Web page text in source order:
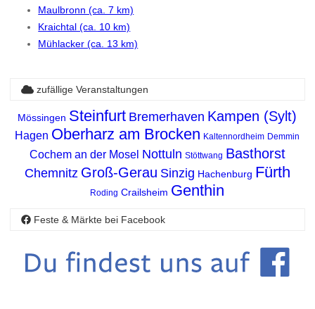
Maulbronn (ca. 7 km)
Kraichtal (ca. 10 km)
Mühlacker (ca. 13 km)
zufällige Veranstaltungen
Mössingen Steinfurt Bremerhaven Kampen (Sylt)
Hagen Oberharz am Brocken Kaltennordheim Demmin
Cochem an der Mosel Nottuln Stöttwang Basthorst
Chemnitz Groß-Gerau Sinzig Hachenburg Fürth
Roding Crailsheim Genthin
Feste & Märkte bei Facebook